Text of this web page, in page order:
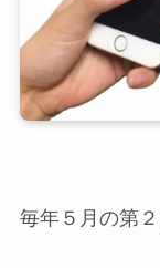
毎年５月の第